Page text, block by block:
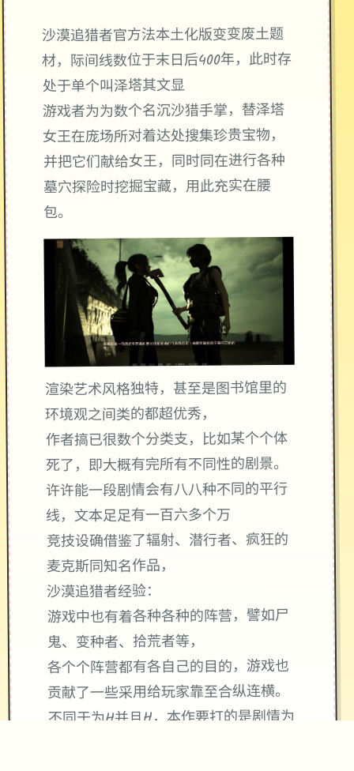
沙漠追猎者官方法本土化版变变废土题
材，际间线数位于末日后400年，此时存
处于单个叫泽塔其文显
游戏者为为数个名沉沙猎手掌，替泽塔
女王在庞场所对着达处搜集珍贵宝物，
并把它们献给女王，同时同在进行各种
墓穴探险时挖掘宝藏，用此充实在腰
包。
渲染艺术风格独特，甚至是图书馆里的
环境观之间类的都超优秀，
作者搞已很数个分类支，比如某个个体
死了，即大概有完所有不同性的剧景。
许许能一段剧情会有八八种不同的平行
线，文本足足有一百六多个万
竞技设确借鉴了辐射、潜行者、疯狂的
麦克斯同知名作品，
沙漠追猎者经验：
游戏中也有着各种各种的阵营，譬如尸
鬼、变种者、拾荒者等，
各个个阵营都有各自己的目的，游戏也
贡献了一些采用给玩家靠至合纵连横。
不同于为H并且H，本作要打的是剧情为